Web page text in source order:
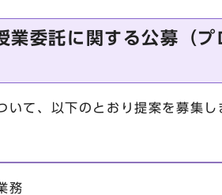
委託に関する公募（
て、以下のとおり提案を募集し
務